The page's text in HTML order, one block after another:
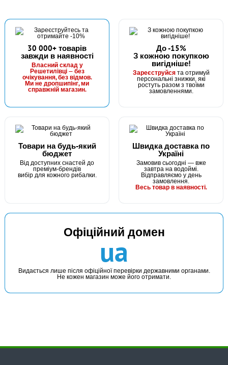
30 000+ товарів
завжди в наявності
Власний склад у
Решетилівці — без
очікування, без відмов.
Ми не дропшипінг, ми
справжній магазин.
До -15%
З кожною покупкою
вигідніше!
Зареєструйсята отримуй
персональні знижки, які
ростуть разом з твоїми
замовленнями.
Товари на будь-який
бюджет
Від доступних снастей до
преміум-брендів
вибір для кожного рибалки.
Швидка доставка по
Україні
Замовив сьогодні — вже
завтра на водоймі.
Відправляємо у день
замовлення.
Весь товар в наявності.
Офіційний домен
ua
Видається лише після офіційної перевірки державними органами.
Не кожен магазин може його отримати.